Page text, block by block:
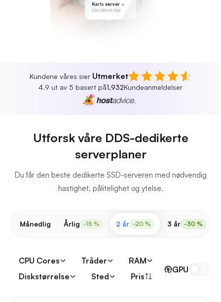
Karls server
255.189.85.19
Kundene våres sier Utmerket
4.9 ut av 5 basert på1,932Kundeanmeldelser
Utforsk våre DDS-dedikerte
serverplaner
Du får den beste dedikerte SSD-serveren med nødvendig
hastighet, pålitelighet og ytelse.
Månedlig Årlig -15 % 2 år -20 % 3 år -30 %
CPU Cores Tråder
RAM
Diskstørrelse
Sted Pris
GPU